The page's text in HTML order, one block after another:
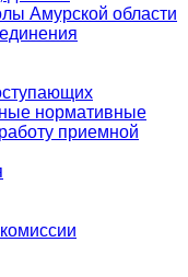
Амурской области
нормативные
приемной